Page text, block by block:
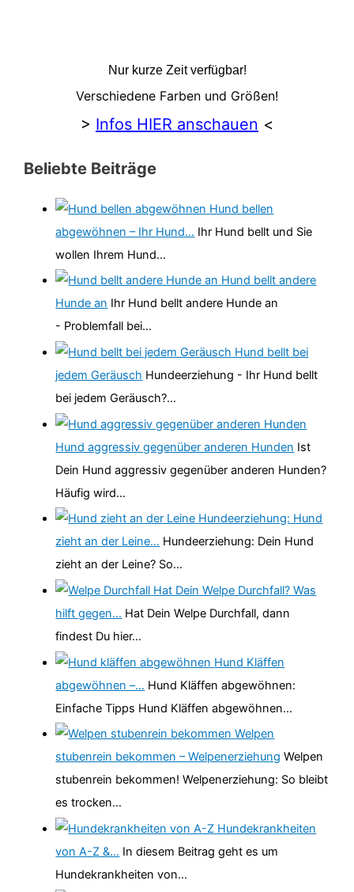
Nur kurze Zeit verfügbar!
Verschiedene Farben und Größen!
> Infos HIER anschauen <
Beliebte Beiträge
Hund bellen
abgewöhnen – Ihr Hund… Ihr Hund bellt und Sie
wollen Ihrem Hund…
Hund bellt andere
Hunde an Ihr Hund bellt andere Hunde an
- Problemfall bei…
Hund bellt bei
jedem Geräusch Hundeerziehung - Ihr Hund bellt
bei jedem Geräusch?…
Hund aggressiv gegenüber anderen Hunden Ist
Dein Hund aggressiv gegenüber anderen Hunden?
Häufig wird…
Hundeerziehung: Hund
zieht an der Leine… Hundeerziehung: Dein Hund
zieht an der Leine? So…
Hat Dein Welpe Durchfall? Was
hilft gegen… Hat Dein Welpe Durchfall, dann
findest Du hier…
Hund Kläffen
abgewöhnen –… Hund Kläffen abgewöhnen:
Einfache Tipps Hund Kläffen abgewöhnen…
Welpen
stubenrein bekommen – Welpenerziehung Welpen
stubenrein bekommen! Welpenerziehung: So bleibt
es trocken…
Hundekrankheiten
von A-Z &… In diesem Beitrag geht es um
Hundekrankheiten von…